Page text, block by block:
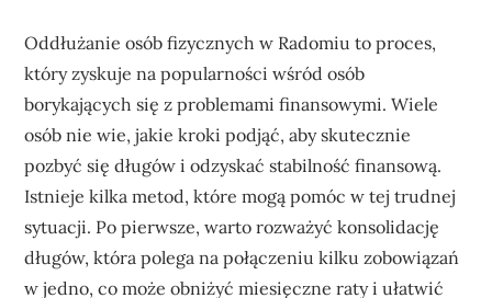
Oddłużanie osób fizycznych w Radomiu to proces,
który zyskuje na popularności wśród osób
borykających się z problemami finansowymi. Wiele
osób nie wie, jakie kroki podjąć, aby skutecznie
pozbyć się długów i odzyskać stabilność finansową.
Istnieje kilka metod, które mogą pomóc w tej trudnej
sytuacji. Po pierwsze, warto rozważyć konsolidację
długów, która polega na połączeniu kilku zobowiązań
w jedno, co może obniżyć miesięczne raty i ułatwić